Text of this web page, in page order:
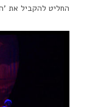
החליט להקביל את